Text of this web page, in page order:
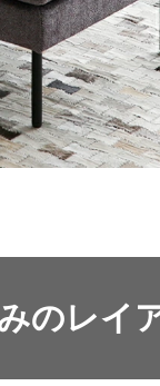
のレイ